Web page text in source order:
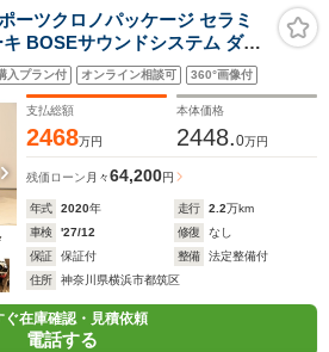
クロノパッケージ セラミ
BOSEサウンドシステム ダイ
ール 18WAYパワーシート レザ
ー 電動格納サイドミラー シー
入プラン付 オンライン相談可 360°画像付
支払総額
2468万円
本体価格
2448.0万円
残価ローン 月々64,200円
年式 2020年 走行 2.2万km
車検
'27/12 修復
なし
保証
保証付 整備
法定整備付
住所
神奈川県横浜市都筑区
ぐ在庫確認・見積依頼
電話する